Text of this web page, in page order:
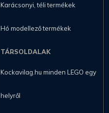
Karácsonyi, téli termékek
Hó modellező termékek
TÁRSOLDALAK
Kockavilag.hu minden LEGO egy
helyről